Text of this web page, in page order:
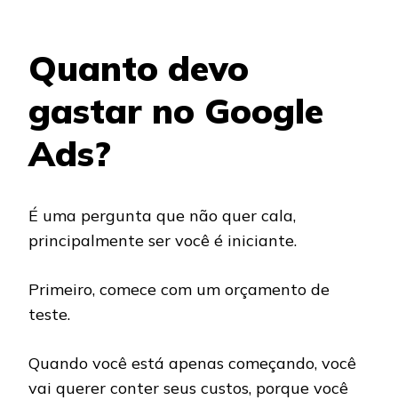
Quanto devo
gastar no Google
Ads?
É uma pergunta que não quer cala,
principalmente ser você é iniciante.
Primeiro, comece com um orçamento de
teste.
Quando você está apenas começando, você
vai querer conter seus custos, porque você